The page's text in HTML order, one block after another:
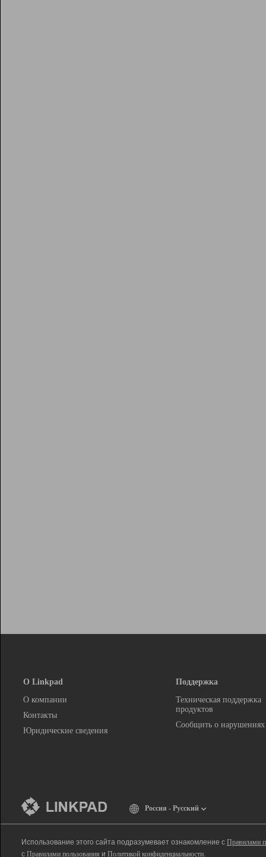
О Linkpad
О компании
Контакты
Юридические сведения
Поддержка
Техническая поддержка
продуктов
Сообщить о нарушениях
Россия - Русский
Использование этого сайта подразумевает ознакомление с Правилами
с Правилами пользования и Политикой конфиденциальности.